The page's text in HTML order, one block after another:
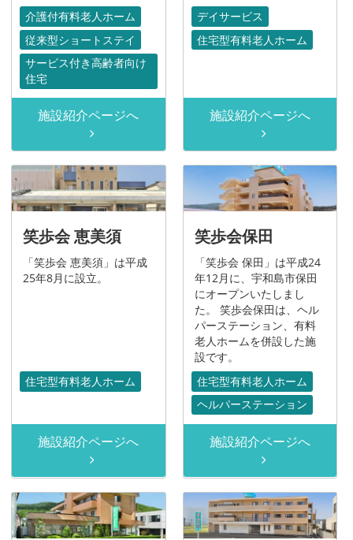
介護付有料老人ホーム
従来型ショートステイ
サービス付き高齢者向け
住宅
施設紹介ページへ
デイサービス
住宅型有料老人ホーム
施設紹介ページへ
笑歩会 恵美須
「笑歩会 恵美須」は平成
25年8月に設立。
住宅型有料老人ホーム
施設紹介ページへ
笑歩会保田
「笑歩会 保田」は平成24
年12月に、宇和島市保田
にオープンいたしまし
た。 笑歩会保田は、ヘル
パーステーション、有料
老人ホームを併設した施
設です。
住宅型有料老人ホーム
ヘルパーステーション
施設紹介ページへ